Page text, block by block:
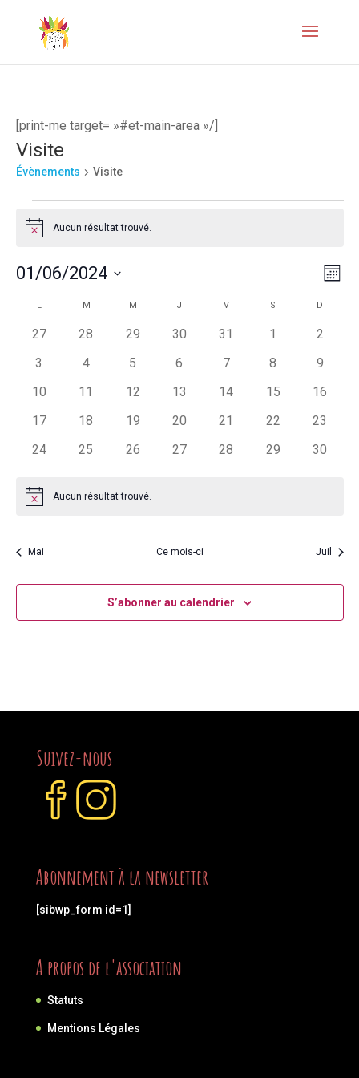
[print-me target= »#et-main-area »/]
Visite
Évènements Visite
Évènements
NoticeAucun résultat trouvé.
par
Mois
01/06/2024
date.
Calendrier
Évènements
LLUNDI M M MERCREDIJ VVENDREDIS D
0
27
0
28
0
29
0
30
0
31
0
1
0
2
0
3
0
4
0
5
0
6
0
7
0
8
0
9
0
10
0
11
0
12
0
13
0
14
0
15
0
16
0
17
0
18
0
19
0
20
0
21
0
22
0
23
0
24
0
25
0
26
0
27
0
28
0
29
0
30
NoticeAucun résultat trouvé.
Mai Ce mois-ci Juil
S’abonner au calendrier
Suivez-nous
Abonnement à la newsletter
[sibwp_form id=1]
A propos de l'association
Statuts
Mentions Légales